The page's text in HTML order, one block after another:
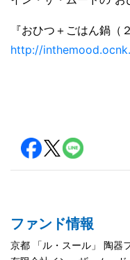
『おひつ＋ごはん鍋（
http://
ファンド情報
京都 「ル・スール」 陶器